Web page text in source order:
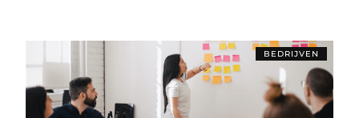
BEDRIJVEN